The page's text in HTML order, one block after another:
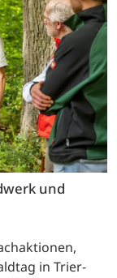
und
in Trier-